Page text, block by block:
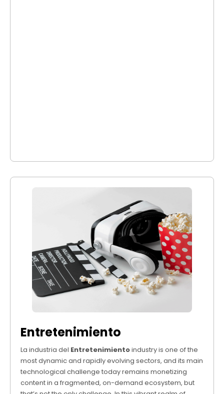
Entretenimiento
La industria del Entretenimientoindustry is one of the
most dynamic and rapidly evolving sectors, and its main
technological challenge today remains monetizing
content in a fragmented, on-demand ecosystem, but